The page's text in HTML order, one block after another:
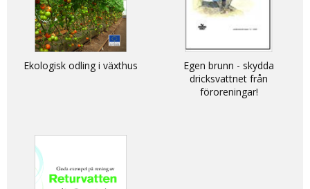
Ekologisk odling i växthus
Egen brunn - skydda
dricksvattnet från
föroreningar!